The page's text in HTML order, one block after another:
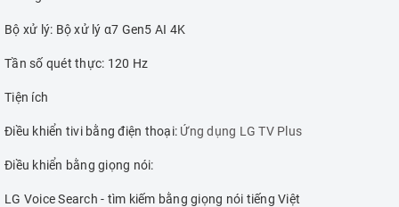
Bộ xử lý: Bộ xử lý α7 Gen5 AI 4K
Tần số quét thực: 120 Hz
Tiện ích
Điều khiển tivi bằng điện thoại: Ứng dụng LG TV Plus
Điều khiển bằng giọng nói:
LG Voice Search - tìm kiếm bằng giọng nói tiếng Việt